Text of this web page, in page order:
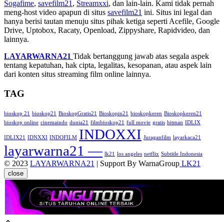
Sogafime, savefilm21 , Streamxxi, dan lain-lain. Kami tidak pernah
meng-host video apapun di situs savefilm21 ini. Situs ini legal dan
hanya berisi tautan menuju situs pihak ketiga seperti Acefile, Google
Drive, Uptobox, Racaty, Openload, Zippyshare, Rapidvideo, dan
lainnya.
LAYARWARNA21 Tidak bertanggung jawab atas segala aspek
tentang kepatuhan, hak cipta, legalitas, kesopanan, atau aspek lain
dari konten situs streaming film online lainnya.
TAG
bioskop 21 bioskop21 BioskopGratis21 Bioskopin21 bioskopkeren Bioskopkeren21
bioskop online cinemaindo dunia21 filmbioskop21 full movie gratis hitman IDLIX
IDLIX21 IDNXXI INDOFILM INDOXXI Juraganfilm layarkaca21
layarwarna21 — lk21 los angeles netflix Subtitle Indonesia
© 2023 LAYARWARNA21 | Support By WarnaGroup LK21
close